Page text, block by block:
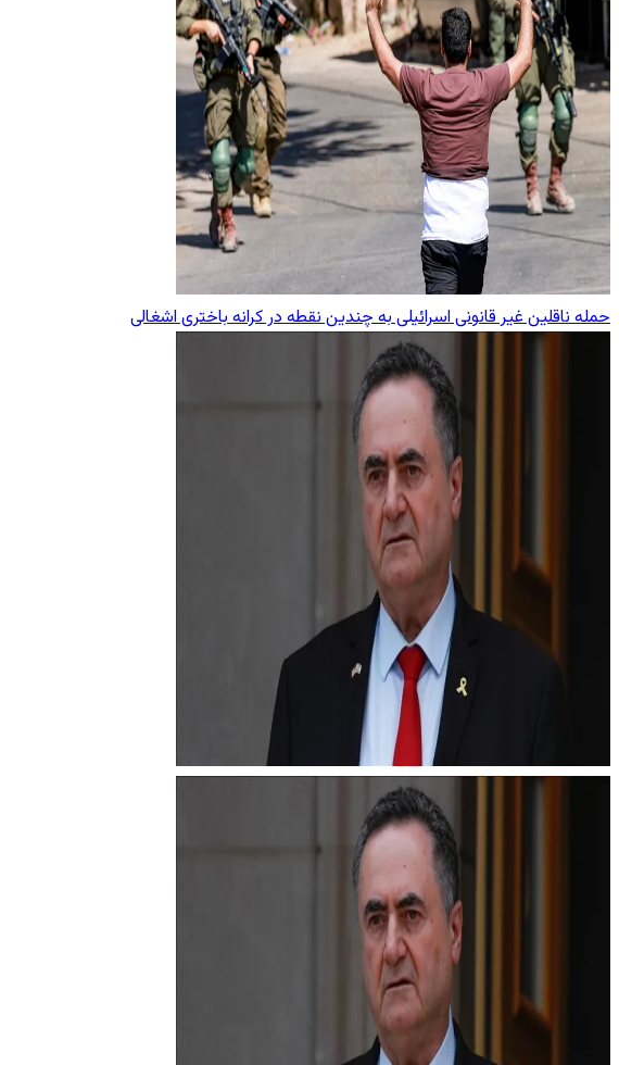
حمله ناقلین غیر قانونی اسرائیلی به چندین نقطه در کرانه باختری اشغالی